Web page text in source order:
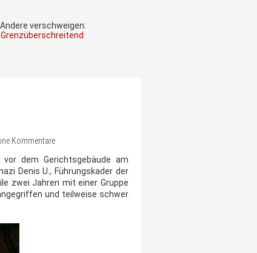
verschweigen:
Grenzüberschreitend
Kommentare
dem Gerichtsgebäude am
Denis U., Führungskader der
zwei Jahren mit einer Gruppe
und teilweise schwer